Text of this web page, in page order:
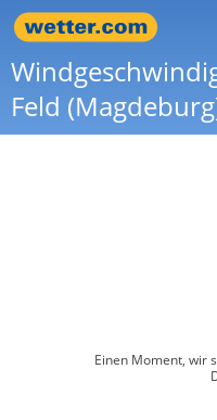
Feld
Einen Moment, wir